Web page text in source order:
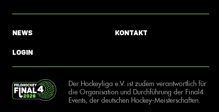
News
Login
Kontakt
Der Hockeyliga e.V. ist zudem verantwortlich für
die Organisation und Durchführung der Final4
Events, der deutschen Hockey-Meisterschaften.